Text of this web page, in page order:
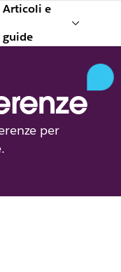
Articoli e
guide
per